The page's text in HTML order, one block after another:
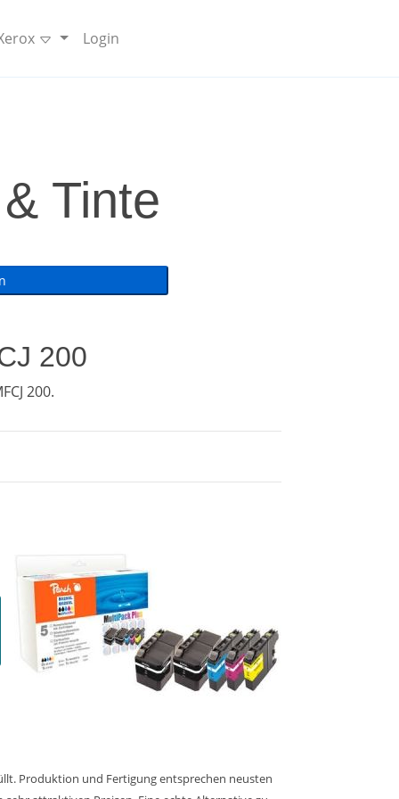
Login
Tinte
200
200.
Produktion und Fertigung entsprechen neusten